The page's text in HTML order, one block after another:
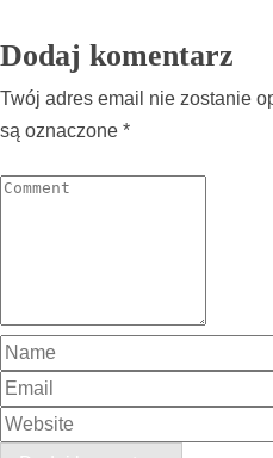
Dodaj komentarz
Twój adres email nie zostanie
są oznaczone *